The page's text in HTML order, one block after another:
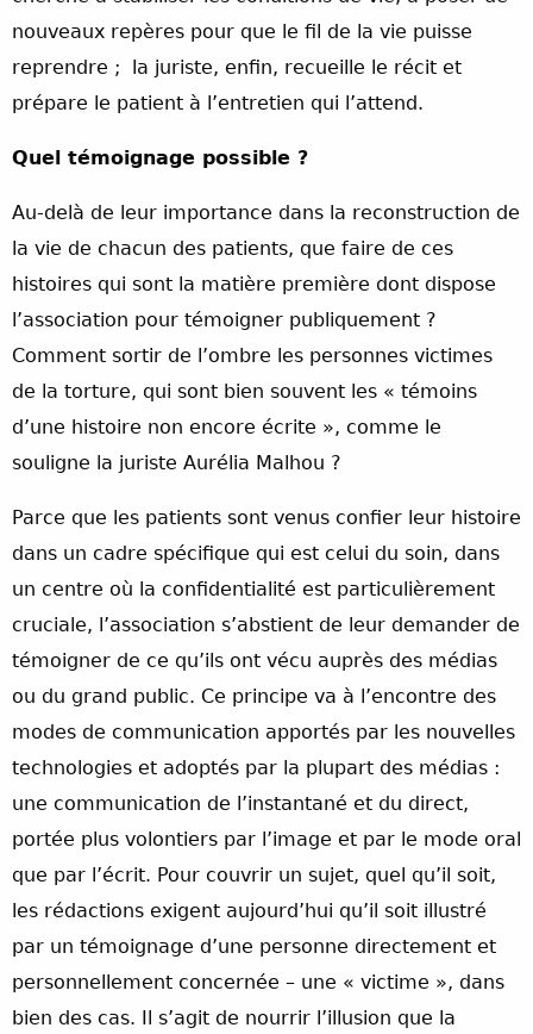
nouveaux repères pour que le fil de la vie puisse
reprendre ; la juriste, enfin, recueille le récit et
prépare le patient à l’entretien qui l’attend.
Quel témoignage possible ?
Au-delà de leur importance dans la reconstruction de
la vie de chacun des patients, que faire de ces
histoires qui sont la matière première dont dispose
l’association pour témoigner publiquement ?
Comment sortir de l’ombre les personnes victimes
de la torture, qui sont bien souvent les « témoins
d’une histoire non encore écrite », comme le
souligne la juriste Aurélia Malhou ?
Parce que les patients sont venus confier leur histoire
dans un cadre spécifique qui est celui du soin, dans
un centre où la confidentialité est particulièrement
cruciale, l’association s’abstient de leur demander de
témoigner de ce qu’ils ont vécu auprès des médias
ou du grand public. Ce principe va à l’encontre des
modes de communication apportés par les nouvelles
technologies et adoptés par la plupart des médias :
une communication de l’instantané et du direct,
portée plus volontiers par l’image et par le mode oral
que par l’écrit. Pour couvrir un sujet, quel qu’il soit,
les rédactions exigent aujourd’hui qu’il soit illustré
par un témoignage d’une personne directement et
personnellement concernée – une « victime », dans
bien des cas. Il s’agit de nourrir l’illusion que la